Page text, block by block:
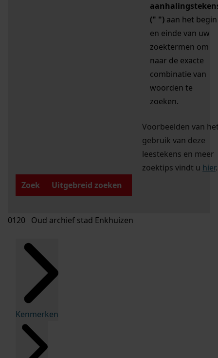
(" ") aan het begin
en einde van uw
zoektermen om
naar de exacte
combinatie van
woorden te
zoeken.
Voorbeelden van
gebruik van deze
leestekens en meer
zoektips vindt u hier.
Zoek
Uitgebreid zoeken
0120 Oud archief stad Enkhuizen
Kenmerken